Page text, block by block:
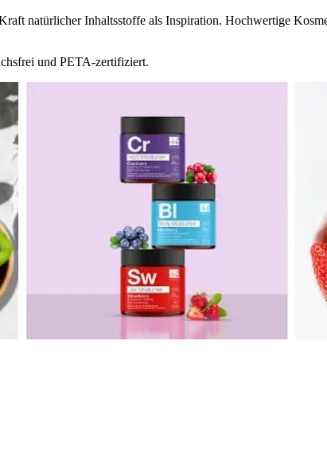
natürlicher Inhaltsstoffe als Inspiration. Hochwertige
und PETA-zertifiziert.